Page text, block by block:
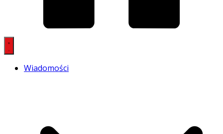
Wiadomości